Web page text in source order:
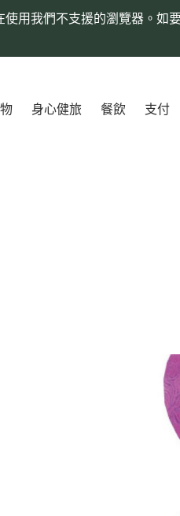
使用我們不支援的瀏覽器。如
身心健旅 餐飲 支付